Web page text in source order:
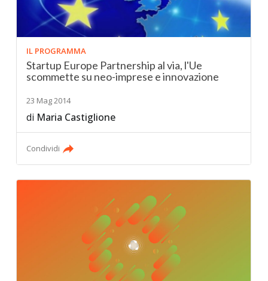
IL PROGRAMMA
Startup Europe Partnership al via, l'Ue
scommette su neo-imprese e innovazione
23 Mag 2014
di Maria Castiglione
Condividi